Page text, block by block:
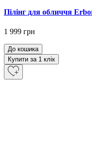
Пілінг для обличчя
1 999 грн
До кошика
Купити за 1 клiк